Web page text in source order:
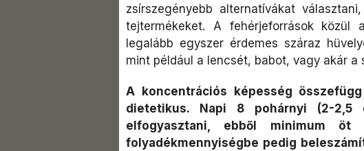
zsírszegényebb alternatívákat
tejtermékeket. A fehérjeforrások közül
legalább egyszer érdemes száraz
mint például a lencsét, babot, vagy akár a
A koncentrációs képesség
dietetikus. Napi 8 pohárnyi (2-2,5
elfogyasztani, ebből minimum
folyadékmennyiségbe pedig